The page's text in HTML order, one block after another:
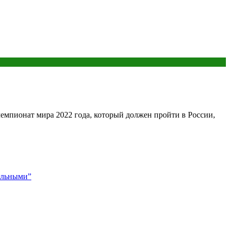
мира 2022 года, который должен пройти в России,